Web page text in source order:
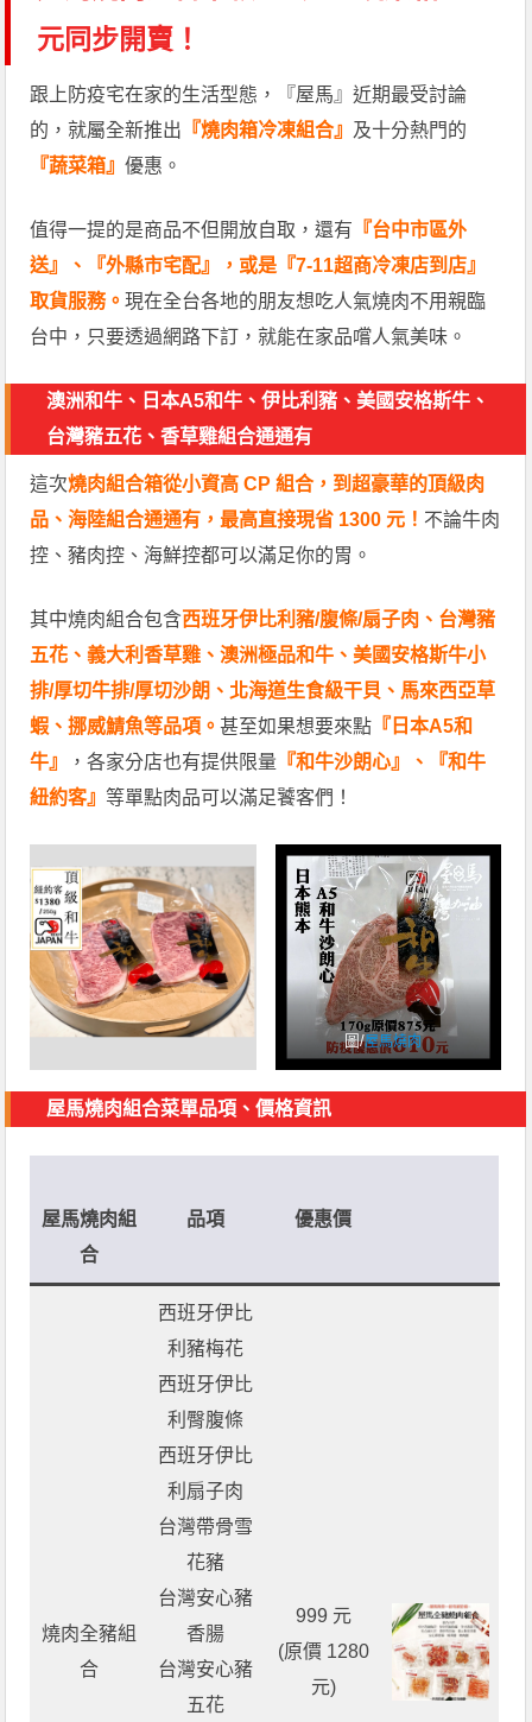
元同步開賣！
跟上防疫宅在家的生活型態，『屋馬』近期最受討論
的，就屬全新推出 『燒肉箱冷凍組合』 及十分熱門的
『蔬菜箱』優惠。
值得一提的是商品不但開放自取，還有 『台中市區外
送』、『外縣市宅配』，或是『7-11超商冷凍店到店』
取貨服務。現在全台各地的朋友想吃人氣燒肉不用親臨
台中，只要透過網路下訂，就能在家品嚐人氣美味。
澳洲和牛、日本A5和牛、伊比利豬、美國安格斯牛、
台灣豬五花、香草雞組合通通有
這次燒肉組合箱從小資高 CP 組合，到超豪華的頂級肉
品、海陸組合通通有，最高直接現省 1300 元！ 不論牛肉
控、豬肉控、海鮮控都可以滿足你的胃。
其中燒肉組合包含西班牙伊比利豬/腹條/扇子肉、台灣豬
五花、義大利香草雞、澳洲極品和牛、美國安格斯牛小
排/厚切牛排/厚切沙朗、北海道生食級干貝、馬來西亞草
蝦、挪威鯖魚等品項。甚至如果想要來點 『日本A5和
牛』
，各家分店也有提供限量 『和牛沙朗心』、『和牛
紐約客』等單點肉品可以滿足饕客們！
圖/屋馬燒肉
屋馬燒肉組合菜單品項、價格資訊
屋馬燒肉組
合
品項 優惠價
燒肉全豬組
合
西班牙伊比
利豬梅花
西班牙伊比
利臀腹條
西班牙伊比
利扇子肉
台灣帶骨雪
花豬
台灣安心豬
香腸
台灣安心豬
五花
999 元
(原價 1280
元)